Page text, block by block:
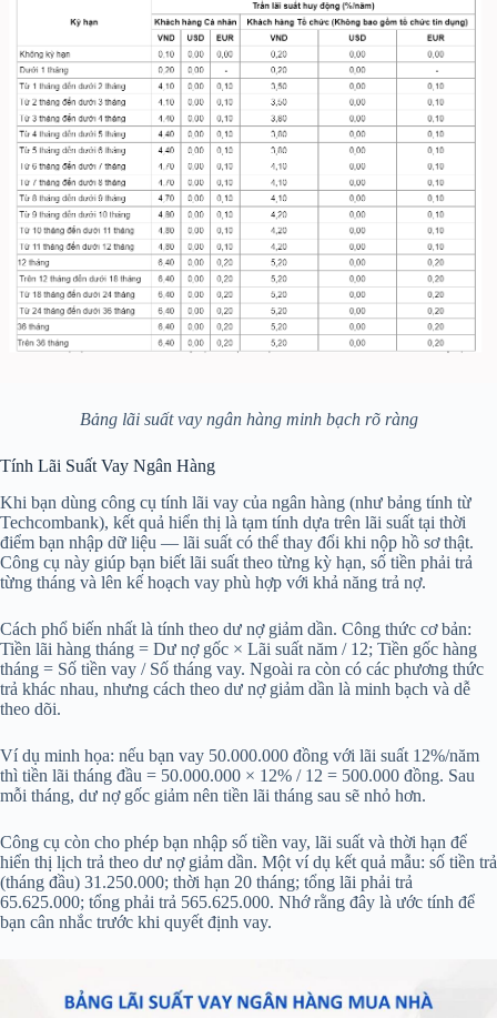
Bảng lãi suất vay ngân hàng minh bạch rõ ràng
Tính Lãi Suất Vay Ngân Hàng
Khi bạn dùng công cụ tính lãi vay của ngân hàng (như bảng tính từ
Techcombank), kết quả hiển thị là tạm tính dựa trên lãi suất tại thời
điểm bạn nhập dữ liệu — lãi suất có thể thay đổi khi nộp hồ sơ thật.
Công cụ này giúp bạn biết lãi suất theo từng kỳ hạn, số tiền phải trả
từng tháng và lên kế hoạch vay phù hợp với khả năng trả nợ.
Cách phổ biến nhất là tính theo dư nợ giảm dần. Công thức cơ bản:
Tiền lãi hàng tháng = Dư nợ gốc × Lãi suất năm / 12; Tiền gốc hàng
tháng = Số tiền vay / Số tháng vay. Ngoài ra còn có các phương thức
trả khác nhau, nhưng cách theo dư nợ giảm dần là minh bạch và dễ
theo dõi.
Ví dụ minh họa: nếu bạn vay 50.000.000 đồng với lãi suất 12%/năm
thì tiền lãi tháng đầu = 50.000.000 × 12% / 12 = 500.000 đồng. Sau
mỗi tháng, dư nợ gốc giảm nên tiền lãi tháng sau sẽ nhỏ hơn.
Công cụ còn cho phép bạn nhập số tiền vay, lãi suất và thời hạn để
hiển thị lịch trả theo dư nợ giảm dần. Một ví dụ kết quả mẫu: số tiền trả
(tháng đầu) 31.250.000; thời hạn 20 tháng; tổng lãi phải trả
65.625.000; tổng phải trả 565.625.000. Nhớ rằng đây là ước tính để
bạn cân nhắc trước khi quyết định vay.